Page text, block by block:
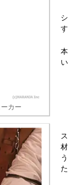
カー